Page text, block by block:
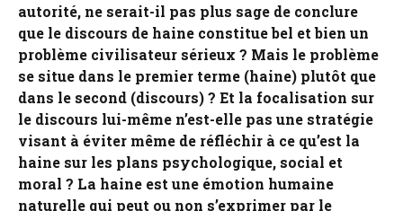
autorité, ne serait-il pas plus sage de conclure
que le discours de haine constitue bel et bien un
problème civilisateur sérieux ? Mais le problème
se situe dans le premier terme (haine) plutôt que
dans le second (discours) ? Et la focalisation sur
le discours lui-même n’est-elle pas une stratégie
visant à éviter même de réfléchir à ce qu’est la
haine sur les plans psychologique, social et
moral ? La haine est une émotion humaine
naturelle qui peut ou non s’exprimer par le